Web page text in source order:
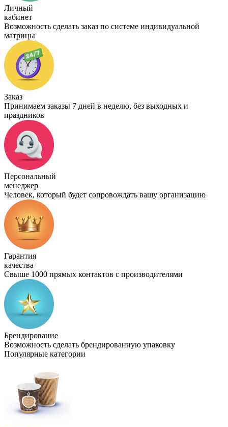
Личный
кабинет
Возможность сделать заказ по системе индивидуальной
матрицы
Заказ
Принимаем заказы 7 дней в неделю, без выходных и
праздников
Персональный
менеджер
Человек, который будет сопровождать вашу организацию
Гарантия
качества
Свыше 1000 прямых контактов с производителями
Брендирование
Возможность сделать брендированную упаковку
Популярные категории